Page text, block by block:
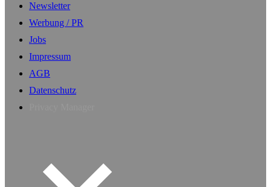
Newsletter
Werbung / PR
Jobs
Impressum
AGB
Datenschutz